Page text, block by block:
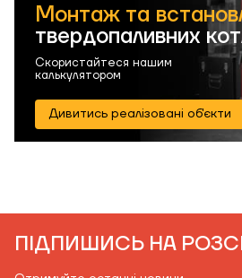
Монтаж та
твердопаливних
Скористайтеся нашим
калькулятором
Дивитись реалізовані об'єкти
ПІДПИШИСЬ НА